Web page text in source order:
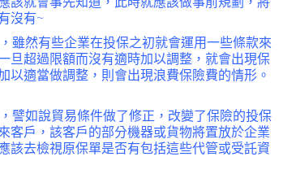
沒有~
雖然有些企業在投保之初就會運用一些條款來
旦超過限額而沒有適時加以調整，就會出現保
適當做調整，則會出現浪費保險費的情形。
譬如說貿易條件做了修正，改變了保險的投保
客戶，該客戶的部分機器或貨物將置放於企業
該去檢視原保單是否有包括這些代管或受託資